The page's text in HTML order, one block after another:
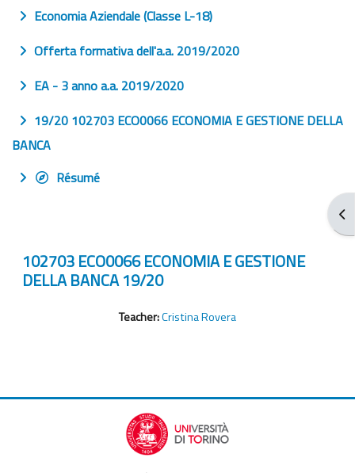
Economia Aziendale (Classe L-18)
Offerta formativa dell'a.a. 2019/2020
EA - 3 anno a.a. 2019/2020
19/20 102703 ECO0066 ECONOMIA E GESTIONE DELLA
BANCA
Résumé
102703 ECO0066 ECONOMIA E GESTIONE
DELLA BANCA 19/20
Teacher:Cristina Rovera